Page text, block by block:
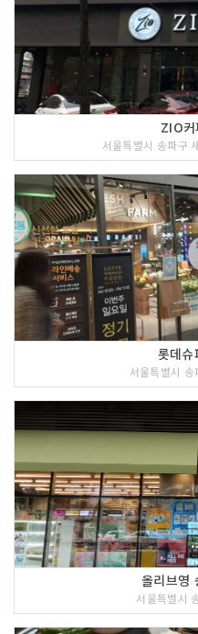
ZIO커
서울특별시 송파구
롯데슈
서울특별시
올리브영
서울특별시